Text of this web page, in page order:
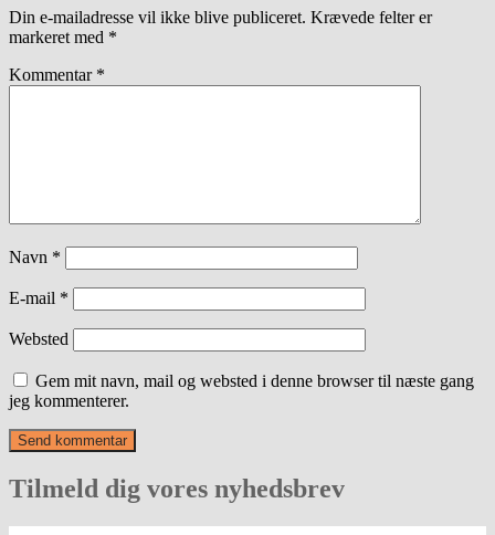
Din e-mailadresse vil ikke blive publiceret. Krævede felter er
markeret med *
Kommentar *
Navn *
E-mail *
Websted
Gem mit navn, mail og websted i denne browser til næste gang
jeg kommenterer.
Tilmeld dig vores nyhedsbrev